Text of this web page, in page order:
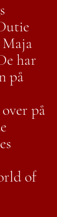
har
på
på
of